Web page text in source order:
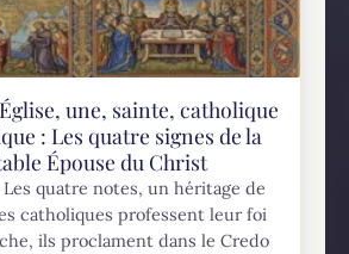
une, sainte, catholique
: Les quatre signes de la
Épouse du Christ
quatre notes, un héritage de
catholiques professent leur foi
ils proclament dans le Credo